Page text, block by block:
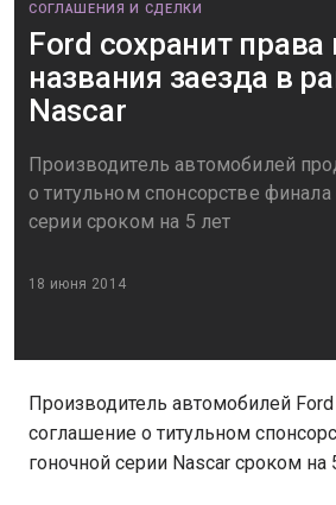
СОГЛАШЕНИЯ И СДЕЛКИ
Ford сохранит права
названия заезда в
Nascar
Производитель автомобилей
о титульном спонсорстве финала
серии сроком на 5 лет
18 июня 2014
Производитель автомобилей
соглашение о титульном
гоночной серии Nascar сроком на